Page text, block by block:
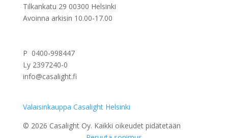
Tilkankatu 29 00300 Helsinki
Avoinna arkisin 10.00-17.00
P 0400-998447
Ly 2397240-0
info@casalight.fi
Valaisinkauppa Casalight Helsinki
© 2026 Casalight Oy. Kaikki oikeudet pidätetään